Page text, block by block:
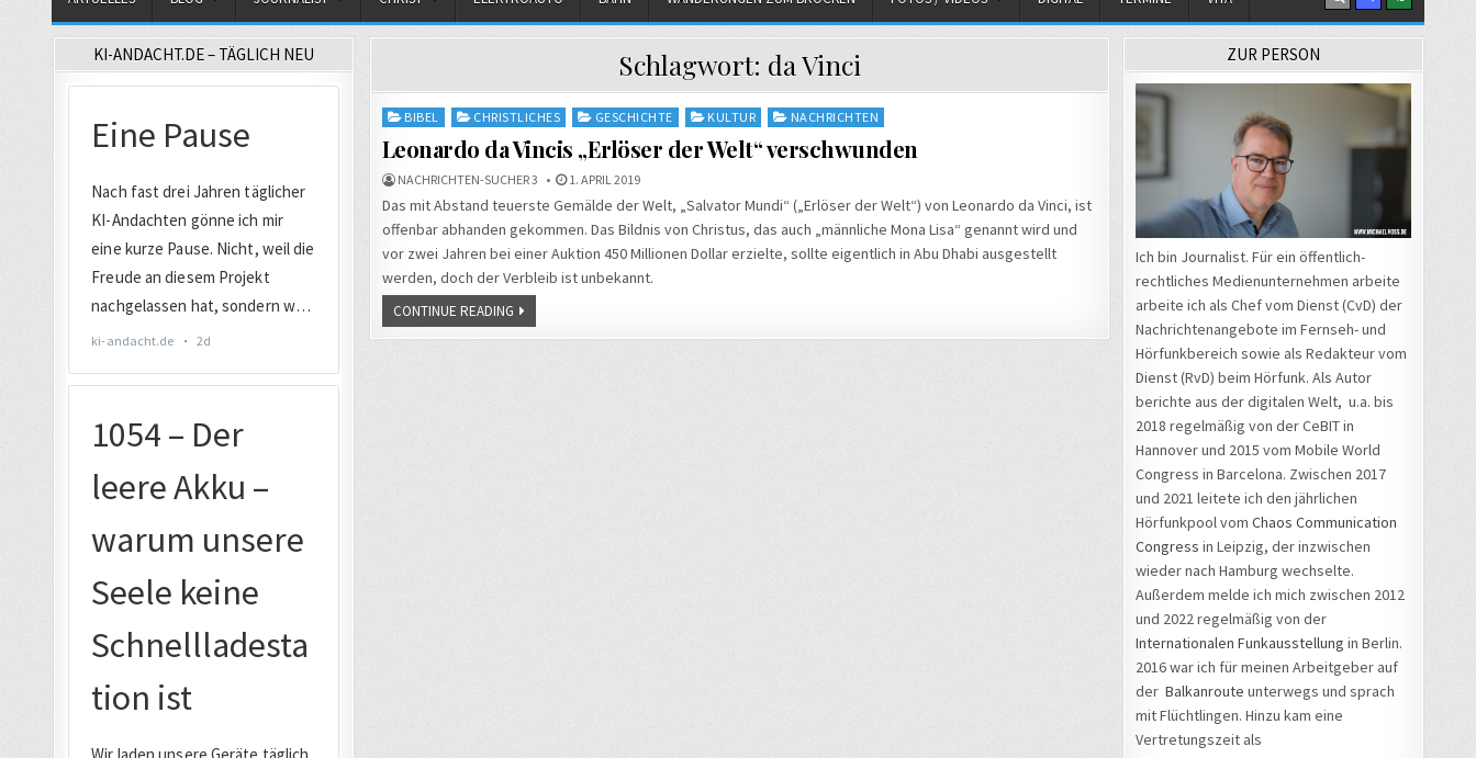
Schlagwort: da Vinci
Posted
in
BIBEL CHRISTLICHES GESCHICHTE KULTUR NACHRICHTEN
Leonardo da Vincis „Erlöser der Welt“ verschwunden
NACHRICHTEN-SUCHER 3 1. APRIL 2019
Das mit Abstand teuerste Gemälde der Welt, „Salvator Mundi“ („Erlöser der Welt“) von Leonardo da Vinci, ist
offenbar abhanden gekommen. Das Bildnis von Christus, das auch „männliche Mona Lisa“ genannt wird und
vor zwei Jahren bei einer Auktion 450 Millionen Dollar erzielte, sollte eigentlich in Abu Dhabi ausgestellt
werden, doch der Verbleib ist unbekannt.
CONTINUE READING
KI-ANDACHT.DE – TÄGLICH NEU ZUR PERSON
Ich bin Journalist. Für ein öffentlich-
rechtliches Medienunternehmen arbeite
arbeite ich als Chef vom Dienst (CvD) der
Nachrichtenangebote im Fernseh- und
Hörfunkbereich sowie als Redakteur vom
Dienst (RvD) beim Hörfunk. Als Autor
berichte aus der digitalen Welt, u.a. bis
2018 regelmäßig von der CeBIT in
Hannover und 2015 vom Mobile World
Congress in Barcelona. Zwischen 2017
und 2021 leitete ich den jährlichen
Hörfunkpool vom Chaos Communication
Congress in Leipzig, der inzwischen
wieder nach Hamburg wechselte.
Außerdem melde ich mich zwischen 2012
und 2022 regelmäßig von der
Internationalen Funkausstellung in Berlin.
2016 war ich für meinen Arbeitgeber auf
der Balkanroute unterwegs und sprach
mit Flüchtlingen. Hinzu kam eine
Vertretungszeit als